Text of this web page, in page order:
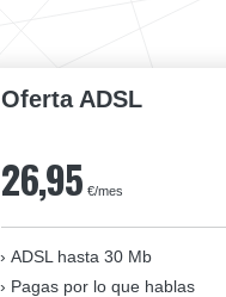
Oferta ADSL
26,95 €/mes
ADSL hasta 30 Mb
Pagas por lo que hablas